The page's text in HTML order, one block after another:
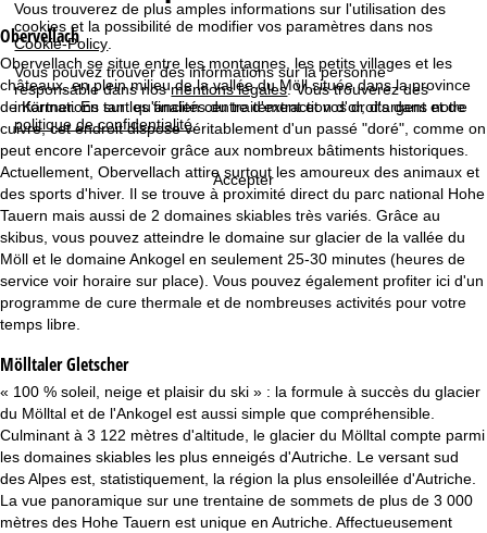
Vous trouverez de plus amples informations sur l'utilisation des
cookies et la possibilité de modifier vos paramètres dans nos
Cookie-Policy
Vous pouvez trouver des informations sur la personne
responsable dans nosmentions légales. Vous trouverez des
informations sur les finalités du traitement et vos droits dans notre
politique de confidentialité.
Accepter
e
d
'
a
c
c
u
i
l
Obervellach
Obervellach se situe entre les montagnes, les petits villages et les
châteaux, en plein milieu de la vallée du Möll située dans la province
de Kärtner. En tant qu'ancien centre d'extraction d'or, d'argent et de
cuivre, cet endroit dispose véritablement d'un passé "doré", comme on
peut encore l'apercevoir grâce aux nombreux bâtiments historiques.
Actuellement, Obervellach attire surtout les amoureux des animaux et
des sports d'hiver. Il se trouve à proximité direct du parc national Hohe
Tauern mais aussi de 2 domaines skiables très variés. Grâce au
skibus, vous pouvez atteindre le domaine sur glacier de la vallée du
Möll et le domaine Ankogel en seulement 25-30 minutes (heures de
service voir horaire sur place). Vous pouvez également profiter ici d'un
programme de cure thermale et de nombreuses activités pour votre
temps libre.
Mölltaler Gletscher
« 100 % soleil, neige et plaisir du ski » : la formule à succès du glacier
du Mölltal et de l'Ankogel est aussi simple que compréhensible.
Culminant à 3 122 mètres d'altitude, le glacier du Mölltal compte parmi
les domaines skiables les plus enneigés d'Autriche. Le versant sud
des Alpes est, statistiquement, la région la plus ensoleillée d'Autriche.
La vue panoramique sur une trentaine de sommets de plus de 3 000
mètres des Hohe Tauern est unique en Autriche. Affectueusement